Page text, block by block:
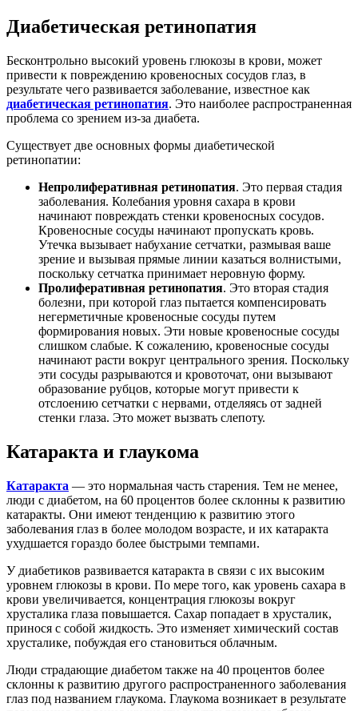
Диабетическая ретинопатия
Бесконтрольно высокий уровень глюкозы в крови, может
привести к повреждению кровеносных сосудов глаз, в
результате чего развивается заболевание, известное как
диабетическая ретинопатия. Это наиболее распространенная
проблема со зрением из-за диабета.
Существует две основных формы диабетической
ретинопатии:
Непролиферативная ретинопатия. Это первая стадия
заболевания. Колебания уровня сахара в крови
начинают повреждать стенки кровеносных сосудов.
Кровеносные сосуды начинают пропускать кровь.
Утечка вызывает набухание сетчатки, размывая ваше
зрение и вызывая прямые линии казаться волнистыми,
поскольку сетчатка принимает неровную форму.
Пролиферативная ретинопатия. Это вторая стадия
болезни, при которой глаз пытается компенсировать
негерметичные кровеносные сосуды путем
формирования новых. Эти новые кровеносные сосуды
слишком слабые. К сожалению, кровеносные сосуды
начинают расти вокруг центрального зрения. Поскольку
эти сосуды разрываются и кровоточат, они вызывают
образование рубцов, которые могут привести к
отслоению сетчатки с нервами, отделяясь от задней
стенки глаза. Это может вызвать слепоту.
Катаракта и глаукома
Катаракта — это нормальная часть старения. Тем не менее,
люди с диабетом, на 60 процентов более склонны к развитию
катаракты. Они имеют тенденцию к развитию этого
заболевания глаз в более молодом возрасте, и их катаракта
ухудшается гораздо более быстрыми темпами.
У диабетиков развивается катаракта в связи с их высоким
уровнем глюкозы в крови. По мере того, как уровень сахара в
крови увеличивается, концентрация глюкозы вокруг
хрусталика глаза повышается. Сахар попадает в хрусталик,
принося с собой жидкость. Это изменяет химический состав
хрусталике, побуждая его становиться облачным.
Люди страдающие диабетом также на 40 процентов более
склонны к развитию другого распространенного заболевания
глаз под названием глаукома. Глаукома возникает в результате